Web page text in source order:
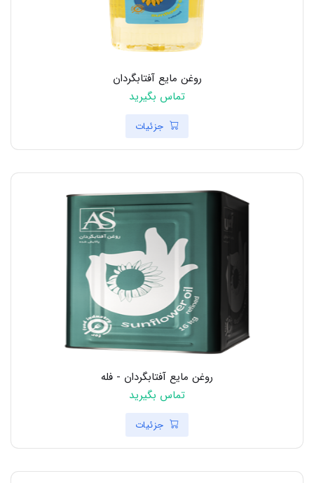
روغن مایع آفتابگردان
تماس بگیرید
جزئیات
روغن مایع آفتابگردان - فله
تماس بگیرید
جزئیات